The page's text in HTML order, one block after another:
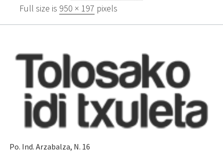
Full size is 950 × 197 pixels
Po. Ind. Arzabalza, N. 16